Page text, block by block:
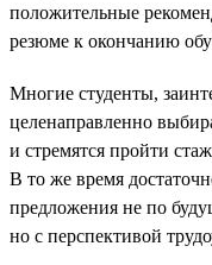
положительные
резюме к окончанию
Многие студенты,
целенаправленно
и стремятся пройти
В то же время
предложения не по
но с перспективой